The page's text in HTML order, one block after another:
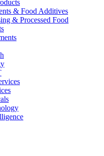
& Food Additives
& Processed Food